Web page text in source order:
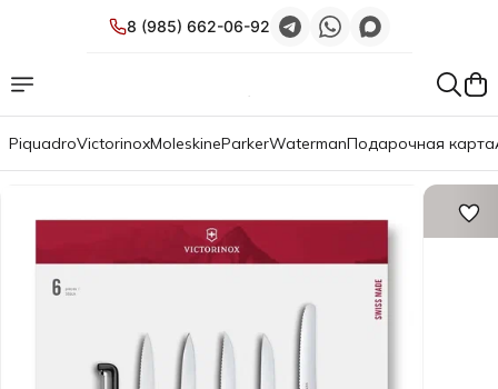
8 (985) 662-06-92
PiquadroVictorinoxMoleskineParkerWatermanПодарочная карта